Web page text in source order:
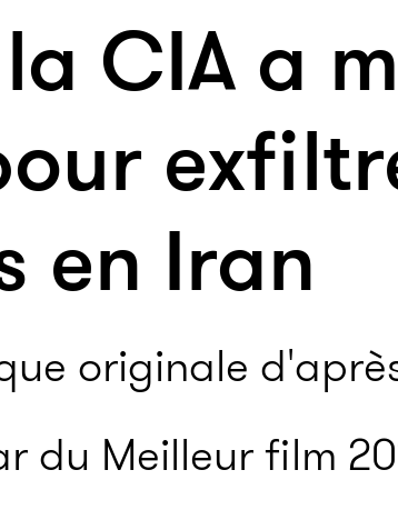
CIA a
en Iran
originale
du Meilleur film